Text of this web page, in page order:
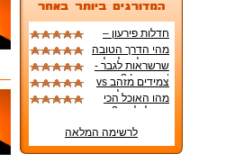
חדלות פירעון –
החוק החדש
בישראל
מהי הדרך הטובה
ביותר להקל על
תסמיני טחורים?
שרשראות לגבר -
In or out ?
צמידים מזהב vs
צמידים רגילים
מהו האוכל הכי
טוב לכלבים?
לרשימה המלאה